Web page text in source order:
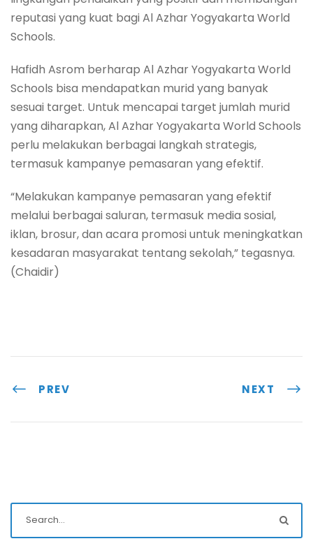
reputasi yang kuat bagi Al Azhar Yogyakarta World
Schools.
Hafidh Asrom berharap Al Azhar Yogyakarta World
Schools bisa mendapatkan murid yang banyak
sesuai target. Untuk mencapai target jumlah murid
yang diharapkan, Al Azhar Yogyakarta World Schools
perlu melakukan berbagai langkah strategis,
termasuk kampanye pemasaran yang efektif.
“Melakukan kampanye pemasaran yang efektif
melalui berbagai saluran, termasuk media sosial,
iklan, brosur, dan acara promosi untuk meningkatkan
kesadaran masyarakat tentang sekolah,” tegasnya.
(Chaidir)
PREV NEXT